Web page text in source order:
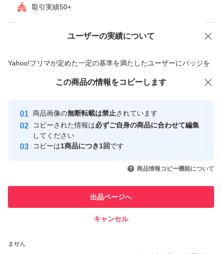
取引実績50+
ユーザーの実績について
Yahoo!フリマが定めた一定の基準を満たしたユーザーにバッジを
付与しています
安心取引出品者
心・安全なユーザーです
取引実績
引を完了させた実績があります
での取引実績があります
ません
価格の相談 商品への質問
この商品の情報をコピーします
商品画像の無断転載は禁止されています
コピーされた情報は必ずご自身の商品に合わせて編集
してください
コピーは1商品につき1回です
商品情報コピー機能について
出品ページへ
キャンセル
この商品をみている人にオススメ